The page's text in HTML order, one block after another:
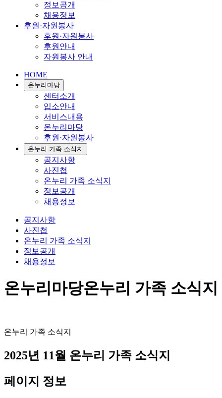
정보공개
채용정보
후원·자원봉사
후원·자원봉사
후원안내
자원봉사 안내
HOME
온누리마당
센터소개
입소안내
서비스내용
온누리마당
후원·자원봉사
온누리 가족 소식지
공지사항
사진첩
온누리 가족 소식지
정보공개
채용정보
공지사항
사진첩
온누리 가족 소식지
정보공개
채용정보
온누리마당온누리 가족 소식지
온누리 가족 소식지
2025년 11월 온누리 가족 소식지
페이지 정보